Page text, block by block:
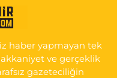
A HAVA HASTANESİ
MERKEZİ KARŞISI
haber yapmayan tek
ve gerçeklik
gazeteciliğin